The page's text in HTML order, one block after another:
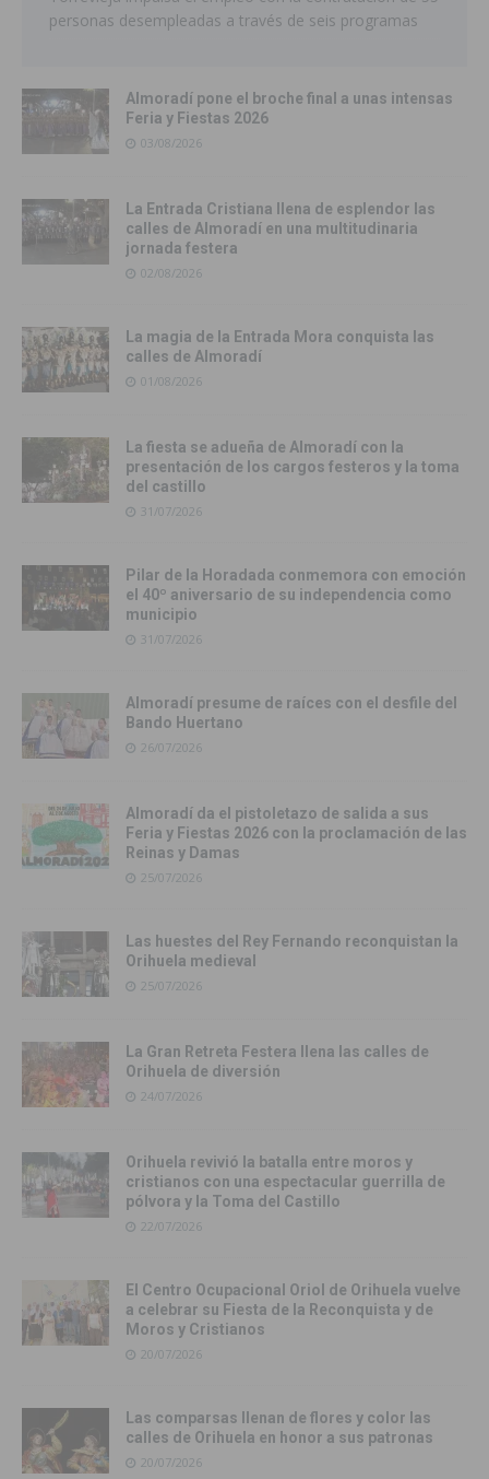
personas desempleadas a través de seis programas
Almoradí pone el broche final a unas intensas
Feria y Fiestas 2026
03/08/2026
La Entrada Cristiana llena de esplendor las
calles de Almoradí en una multitudinaria
jornada festera
02/08/2026
La magia de la Entrada Mora conquista las
calles de Almoradí
01/08/2026
La fiesta se adueña de Almoradí con la
presentación de los cargos festeros y la toma
del castillo
31/07/2026
Pilar de la Horadada conmemora con emoción
el 40º aniversario de su independencia como
municipio
31/07/2026
Almoradí presume de raíces con el desfile del
Bando Huertano
26/07/2026
Almoradí da el pistoletazo de salida a sus
Feria y Fiestas 2026 con la proclamación de las
Reinas y Damas
25/07/2026
Las huestes del Rey Fernando reconquistan la
Orihuela medieval
25/07/2026
La Gran Retreta Festera llena las calles de
Orihuela de diversión
24/07/2026
Orihuela revivió la batalla entre moros y
cristianos con una espectacular guerrilla de
pólvora y la Toma del Castillo
22/07/2026
El Centro Ocupacional Oriol de Orihuela vuelve
a celebrar su Fiesta de la Reconquista y de
Moros y Cristianos
20/07/2026
Las comparsas llenan de flores y color las
calles de Orihuela en honor a sus patronas
20/07/2026